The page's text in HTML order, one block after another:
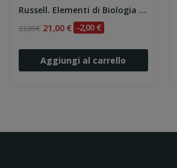
Russell. Elementi di Biologia Cellulare
23,00 € 21,00 € -2,00 €
Aggiungi al carrello